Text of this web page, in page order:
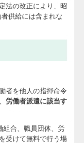
法の改正により、昭
供給には含まれな
者を他人の指揮命令
労働者派遣に該当す
組合、職員団体、労
受けて無料で行う場